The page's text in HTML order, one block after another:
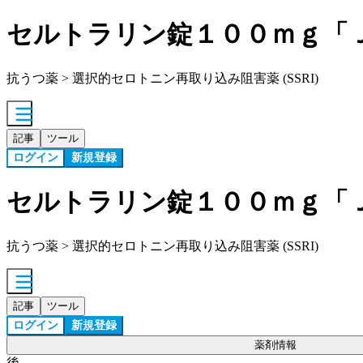
セルトラリン錠１００ｍｇ「
抗うつ薬 > 選択的セロトニン再取り込み阻害薬 (SSRI)
記事 ツール
ログイン 新規登録
セルトラリン錠１００ｍｇ「
抗うつ薬 > 選択的セロトニン再取り込み阻害薬 (SSRI)
記事 ツール
ログイン 新規登録
薬剤情報